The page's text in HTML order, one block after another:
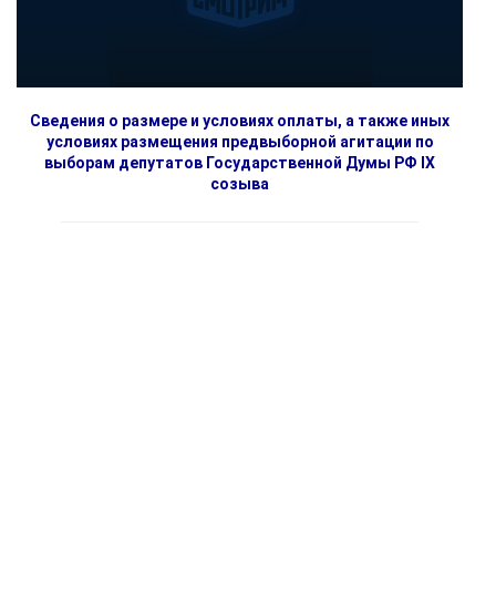
Сведения о размере и условиях оплаты, а также иных
условиях размещения предвыборной агитации по
выборам депутатов Государственной Думы РФ IX
созыва